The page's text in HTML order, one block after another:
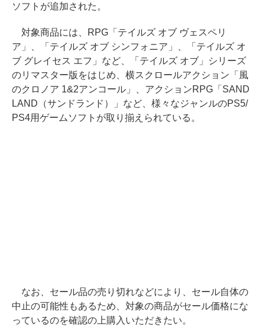
ソフトが追加された。
対象商品には、RPG「テイルズ オブ ヴェスペリ
ア」、「テイルズ オブ シンフォニア」、「テイルズ オ
ブ グレイセス エフ」など、「テイルズ オブ」シリーズ
のリマスター版をはじめ、横スクロールアクション「風
のクロノア 1&2アンコール」、アクションRPG「SAND
LAND（サンドランド）」など、様々なジャンルのPS5/
PS4用ゲームソフトが取り揃えられている。
なお、セール品の売り切れなどにより、セール自体の
中止の可能性もあるため、対象の商品がセール価格にな
っているのを確認の上購入いただきたい。